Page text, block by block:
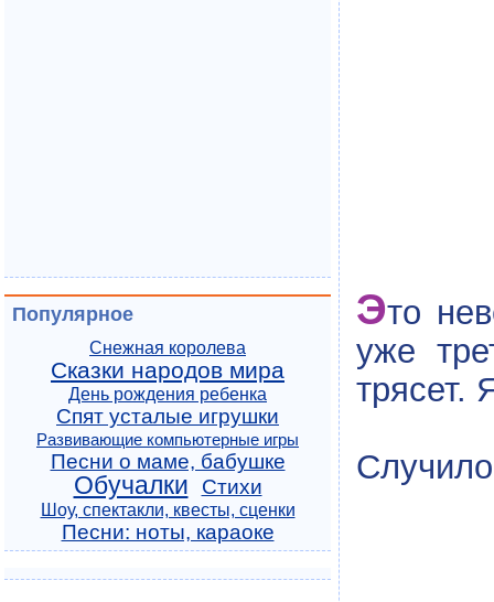
Это
уже
трясет.
Популярное
Снежная королева
Сказки народов мира
День рождения ребенка
Спят усталые игрушки
Развивающие компьютерные игры
Песни о маме, бабушке
Обучалки Стихи
Шоу, спектакли, квесты, сценки
Песни: ноты, караоке